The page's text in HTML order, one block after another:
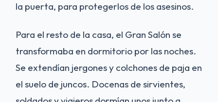
la puerta, para protegerlos de los asesinos.
Para el resto de la casa, el Gran Salón se
transformaba en dormitorio por las noches.
Se extendían jergones y colchones de paja en
el suelo de juncos. Docenas de sirvientes,